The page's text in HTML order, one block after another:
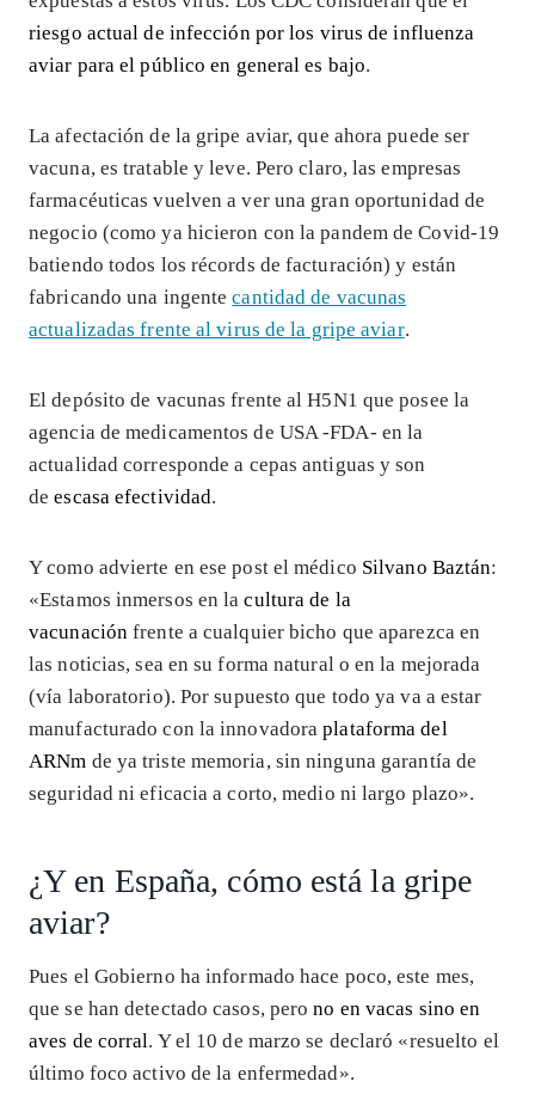
riesgo actual de infección por los virus de influenza
aviar para el público en general es bajo.
La afectación de la gripe aviar, que ahora puede ser
vacuna, es tratable y leve. Pero claro, las empresas
farmacéuticas vuelven a ver una gran oportunidad de
negocio (como ya hicieron con la pandem de Covid-19
batiendo todos los récords de facturación) y están
fabricando una ingentecantidad de vacunas
actualizadas frente al virus de la gripe aviar.
El depósito de vacunas frente al H5N1 que posee la
agencia de medicamentos de USA -FDA- en la
actualidad corresponde a cepas antiguas y son
deescasa efectividad.
Y como advierte en ese post el médico Silvano Baztán:
«Estamos inmersos en lacultura de la
vacunación frente a cualquier bicho que aparezca en
las noticias, sea en su forma natural o en la mejorada
(vía laboratorio). Por supuesto que todo ya va a estar
manufacturado con la innovadoraplataforma del
ARNm de ya triste memoria, sin ninguna garantía de
seguridad ni eficacia a corto, medio ni largo plazo».
¿Y en España, cómo está la gripe
aviar?
Pues el Gobierno ha informado hace poco, este mes,
que se han detectado casos, perono en vacas sino en
aves de corral. Y el 10 de marzo se declaró «resuelto el
último foco activo de la enfermedad».